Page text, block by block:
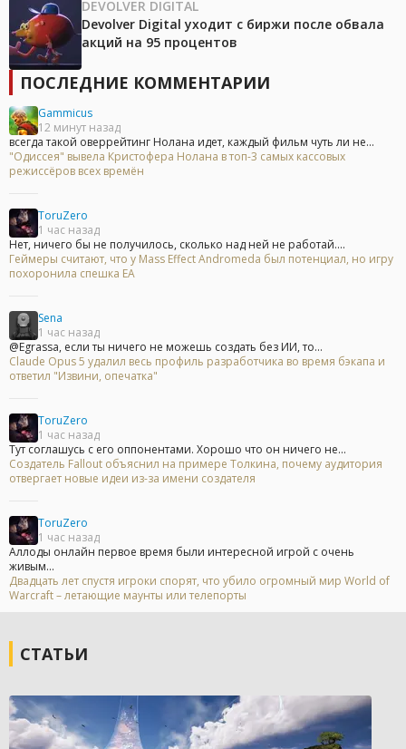
DEVOLVER DIGITAL
Devolver Digital уходит с биржи после обвала
акций на 95 процентов
ПОСЛЕДНИЕ КОММЕНТАРИИ
Gammicus
12 минут назад
всегда такой оверрейтинг Нолана идет, каждый фильм чуть ли не...
"Одиссея" вывела Кристофера Нолана в топ-3 самых кассовых
режиссёров всех времён
ToruZero
1 час назад
Нет, ничего бы не получилось, сколько над ней не работай....
Геймеры считают, что у Mass Effect Andromeda был потенциал, но игру
похоронила спешка EA
Sena
1 час назад
@Egrassa, если ты ничего не можешь создать без ИИ, то...
Claude Opus 5 удалил весь профиль разработчика во время бэкапа и
ответил "Извини, опечатка"
ToruZero
1 час назад
Тут соглашусь с его оппонентами. Хорошо что он ничего не...
Создатель Fallout объяснил на примере Толкина, почему аудитория
отвергает новые идеи из-за имени создателя
ToruZero
1 час назад
Аллоды онлайн первое время были интересной игрой с очень
живым...
Двадцать лет спустя игроки спорят, что убило огромный мир World of
Warcraft – летающие маунты или телепорты
СТАТЬИ